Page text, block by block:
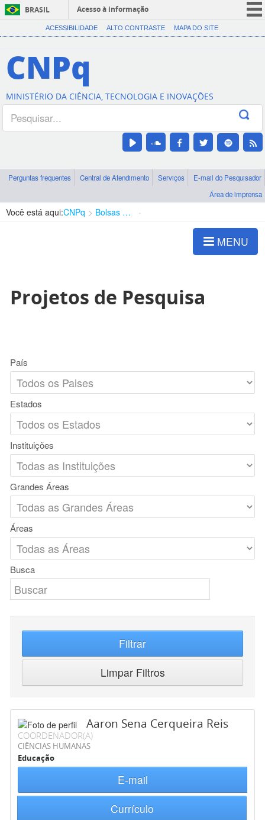
BRASIL
Acesso à informação
CORONAVÍRUS (COVID-19)
Canais
ACESSIBILIDADE ALTO CONTRASTE MAPA DO SITE
CNPq
MINISTÉRIO DA CIÊNCIA, TECNOLOGIA E INOVAÇÕES
Perguntas frequentes Central de Atendimento Serviços
E-mail do Pesquisador
Área de imprensa
Você está aqui:CNPq Bolsas e Auxílios Vigentes
MENU
Projetos de Pesquisa
País
Estados
Instituições
Grandes Áreas
Áreas
Busca
Filtrar
Limpar Filtros
Aaron Sena Cerqueira Reis
COORDENADOR(A)
CIÊNCIAS HUMANAS
Educação
E-mail
Currículo